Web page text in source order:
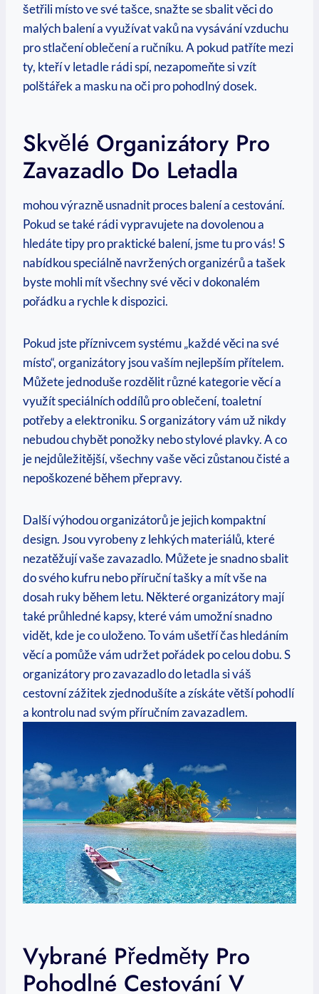
šetřili ⁣místo ve své tašce, snažte‌ se sbalit‌ věci do
malých balení a využívat vaků ‍na vysávání vzduchu
pro stlačení⁣ oblečení a ručníku. A‍ pokud patříte mezi
ty, kteří v letadle rádi spí, nezapomeňte si vzít
polštářek a masku na oči pro pohodlný dosek.
Skvělé Organizátory Pro
Zavazadlo Do ‍letadla
mohou výrazně usnadnit proces balení a cestování.
Pokud se⁢ také rádi vypravujete na dovolenou a
hledáte tipy ‍pro praktické balení,‍ jsme tu pro vás! S
nabídkou speciálně navržených organizérů a tašek
byste mohli mít všechny své ​věci v dokonalém
pořádku a rychle k dispozici.
Pokud jste příznivcem systému „každé věci na své
místo“, organizátory jsou vaším nejlepším⁣ přítelem.
Můžete jednoduše rozdělit různé kategorie věcí a
využít speciálních oddílů pro oblečení, toaletní
potřeby a elektroniku. S ​organizátory vám už nikdy
nebudou chybět ponožky nebo stylové plavky. A co
⁢je ‌nejdůležitější, všechny vaše věci zůstanou čisté​ a
nepoškozené během přepravy.
Další ⁤výhodou organizátorů je jejich kompaktní
design. Jsou vyrobeny z lehkých materiálů, které
nezatěžují vaše zavazadlo. Můžete je ⁤snadno sbalit
do svého kufru nebo příruční ‌tašky a mít vše na
dosah ruky během ‌letu. Některé ⁢organizátory mají
také průhledné kapsy, které vám umožní snadno
vidět, kde je co uloženo. ​To vám ušetří čas hledáním
věcí a pomůže vám udržet pořádek ‌po celou dobu.⁤ S
organizátory pro zavazadlo do letadla si váš
cestovní​ zážitek zjednodušíte a získáte větší pohodlí
a⁢ kontrolu ‍nad svým ​příručním zavazadlem.
Vybrané ⁣předměty Pro⁤
Pohodlné Cestování V